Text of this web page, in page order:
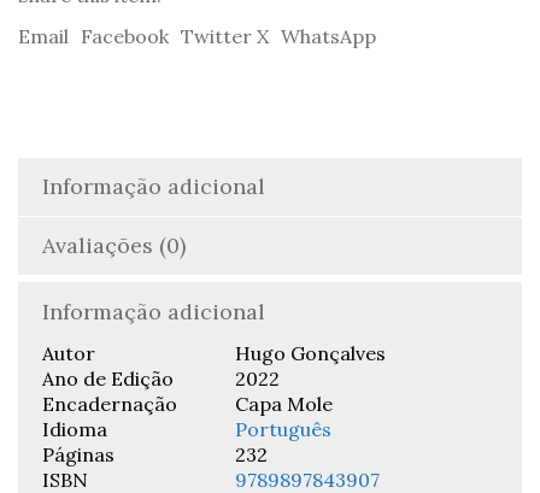
Email Facebook Twitter X WhatsApp
Informação adicional
Avaliações (0)
Informação adicional
Autor
Hugo Gonçalves
Ano de Edição
2022
Encadernação
Capa Mole
Idioma
Português
Páginas
232
ISBN
9789897843907